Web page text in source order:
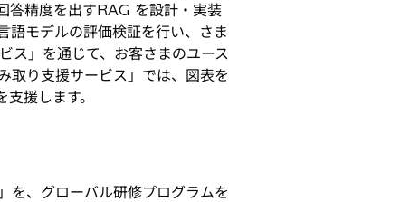
答精度を出すRAG を設計・実装
語モデルの評価検証を行い、さま
ス」を通じて、お客さまのユース
取り支援サービス」では、図表を
援します。
、グローバル研修プログラムを